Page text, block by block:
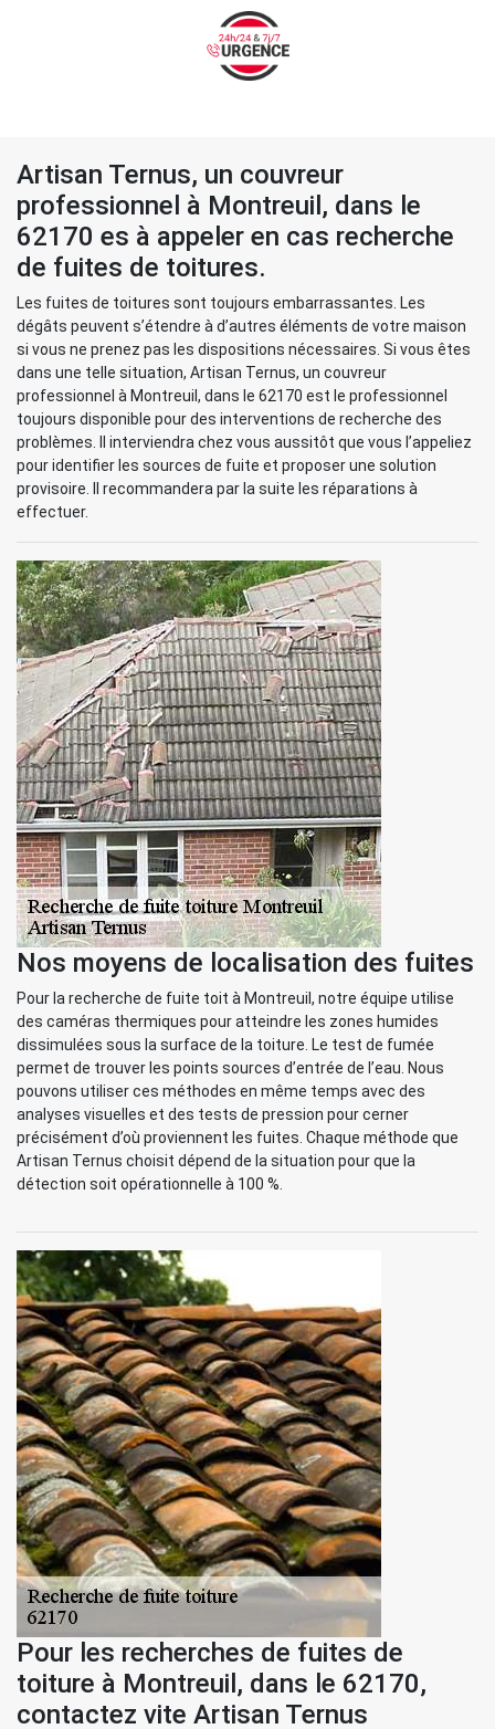
Artisan Ternus, un couvreur
professionnel à Montreuil, dans le
62170 es à appeler en cas recherche
de fuites de toitures.
Les fuites de toitures sont toujours embarrassantes. Les
dégâts peuvent s’étendre à d’autres éléments de votre maison
si vous ne prenez pas les dispositions nécessaires. Si vous êtes
dans une telle situation, Artisan Ternus, un couvreur
professionnel à Montreuil, dans le 62170 est le professionnel
toujours disponible pour des interventions de recherche des
problèmes. Il interviendra chez vous aussitôt que vous l’appeliez
pour identifier les sources de fuite et proposer une solution
provisoire. Il recommandera par la suite les réparations à
effectuer.
Nos moyens de localisation des fuites
Pour la recherche de fuite toit à Montreuil, notre équipe utilise
des caméras thermiques pour atteindre les zones humides
dissimulées sous la surface de la toiture. Le test de fumée
permet de trouver les points sources d’entrée de l’eau. Nous
pouvons utiliser ces méthodes en même temps avec des
analyses visuelles et des tests de pression pour cerner
précisément d’où proviennent les fuites. Chaque méthode que
Artisan Ternus choisit dépend de la situation pour que la
détection soit opérationnelle à 100 %.
Pour les recherches de fuites de
toiture à Montreuil, dans le 62170,
contactez vite Artisan Ternus